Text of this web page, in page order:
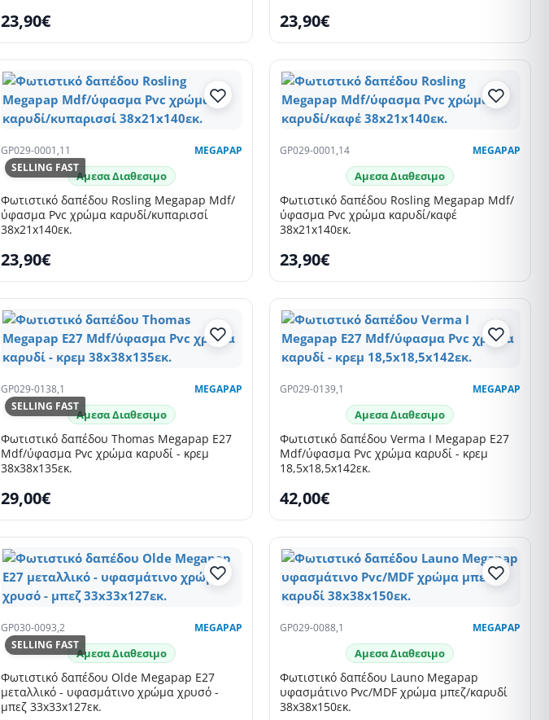
23,90€ 23,90€
SELLING FAST
GP029-0001,11 MEGAPAP
Αμεσα Διαθεσιμο
Φωτιστικό δαπέδου Rosling Megapap Mdf/
ύφασμα Pvc χρώμα καρυδί/κυπαρισσί
38x21x140εκ.
23,90€
GP029-0001,14 MEGAPAP
Αμεσα Διαθεσιμο
Φωτιστικό δαπέδου Rosling Megapap Mdf/
ύφασμα Pvc χρώμα καρυδί/καφέ
38x21x140εκ.
23,90€
SELLING FAST
GP029-0138,1 MEGAPAP
Αμεσα Διαθεσιμο
Φωτιστικό δαπέδου Thomas Megapap E27
Mdf/ύφασμα Pvc χρώμα καρυδί - κρεμ
38x38x135εκ.
29,00€
GP029-0139,1 MEGAPAP
Αμεσα Διαθεσιμο
Φωτιστικό δαπέδου Verma I Megapap E27
Mdf/ύφασμα Pvc χρώμα καρυδί - κρεμ
18,5x18,5x142εκ.
42,00€
SELLING FAST
GP030-0093,2 MEGAPAP
Αμεσα Διαθεσιμο
Φωτιστικό δαπέδου Olde Megapap E27
μεταλλικό - υφασμάτινο χρώμα χρυσό -
μπεζ 33x33x127εκ.
GP029-0088,1 MEGAPAP
Αμεσα Διαθεσιμο
Φωτιστικό δαπέδου Launo Megapap
υφασμάτινο Pvc/MDF χρώμα μπεζ/καρυδί
38x38x150εκ.